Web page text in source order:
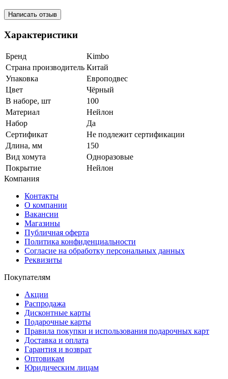
Написать отзыв
Характеристики
Бренд
Kimbo
Страна производитель Китай
Упаковка
Европодвес
Цвет
Чёрный
В наборе, шт
100
Материал
Нейлон
Набор
Да
Сертификат
Не подлежит сертификации
Длина, мм
150
Вид хомута
Одноразовые
Покрытие
Нейлон
Компания
Контакты
О компании
Вакансии
Магазины
Публичная оферта
Политика конфиденциальности
Согласие на обработку персональных данных
Реквизиты
Покупателям
Акции
Распродажа
Дисконтные карты
Подарочные карты
Правила покупки и использования подарочных карт
Доставка и оплата
Гарантия и возврат
Оптовикам
Юридическим лицам